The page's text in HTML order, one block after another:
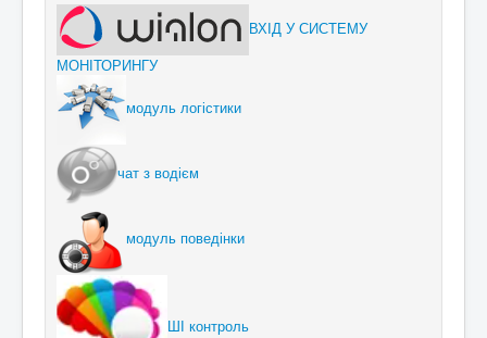
ВХІД У СИСТЕМУ
МОНІТОРИНГУ
модуль логістики
чат з водієм
модуль поведінки
ШІ контроль